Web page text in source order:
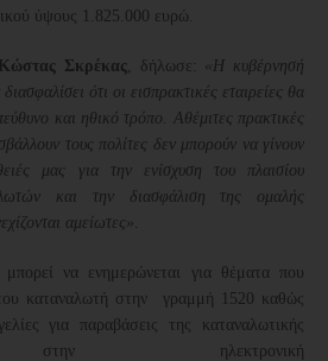
ύψους 1.825.000 ευρώ.
Κώστας Σκρέκας , δήλωσε: «Η κυβέρνησή
ότι οι εισπρακτικές εταιρείες θα
και ηθικό τρόπο. Αθέμιτες πρακτικές
τους πολίτες δεν μπορούν να γίνουν
μας για την ενίσχυση του πλαισίου
και την διασφάλιση της ομαλής
αμείωτες»
να ενημερώνεται για θέματα που
καταναλωτή στην γραμμή 1520 καθώς
για παραβάσεις της καταναλωτικής
στην ηλεκτρονική